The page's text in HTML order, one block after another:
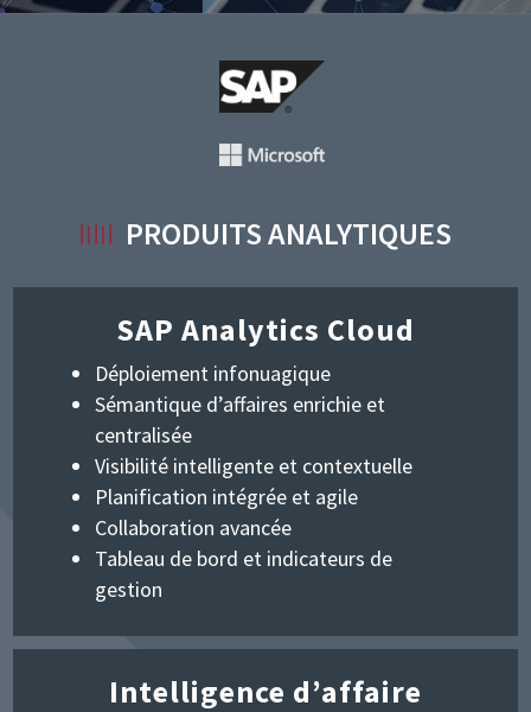
IIIII PRODUITS ANALYTIQUES
SAP Analytics Cloud
Déploiement infonuagique
Sémantique d’affaires enrichie et
centralisée
Visibilité intelligente et contextuelle
Planification intégrée et agile
Collaboration avancée
Tableau de bord et indicateurs de
gestion
Intelligence d’affaire